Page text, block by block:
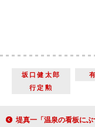
坂口健太郎
行定勲
堤真一「温泉の看板にぶつけちゃいました！」 新ＣＭで“まさ